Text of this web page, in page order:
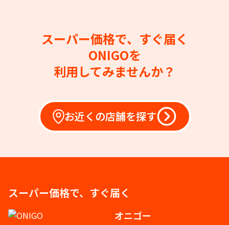
スーパー価格で、すぐ届く
ONIGOを
利用してみませんか？
お近くの店舗を探す
スーパー価格で、すぐ届く
オニゴー